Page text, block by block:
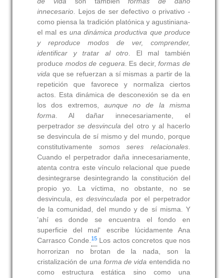
innecesario. Lejos de ser defectivo o privativo -
como piensa la tradición platónica y agustiniana-
el mal es una dinámica productiva que produce
y reproduce modos de ver, comprender,
identificar y tratar al otro. El mal también
produce modos de ceguera. Es decir,formas de
vida que se refuerzan a sí mismas a partir de la
repetición que favorece y normaliza ciertos
actos. Esta dinámica de desconexión se da en
los dos extremos, aunque no de la misma
forma. Al dañar innecesariamente, el
perpetradorse desvincula del otro y al hacerlo
se desvincula de sí mismo y del mundo, porque
constitutivamente somos seres relacionales.
Cuando el perpetrador daña innecesariamente,
atenta contra este vínculo relacional que puede
desintegrarse desintegrando la constitución del
propio yo. La víctima, no obstante, no se
desvincula, es desvinculada por el perpetrador
de la comunidad, del mundo y de sí misma. Y
'ahí es donde se encuentra el fondo en
superficie del mal' escribe lúcidamente Ana
Carrasco Conde.15Los actos concretos que nos
horrorizan no brotan de la nada, son la
cristalización de una forma de vida entendida no
como estructura estática sino como una